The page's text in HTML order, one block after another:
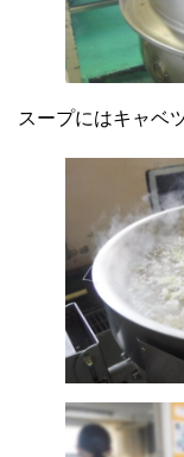
スープにはキャベ